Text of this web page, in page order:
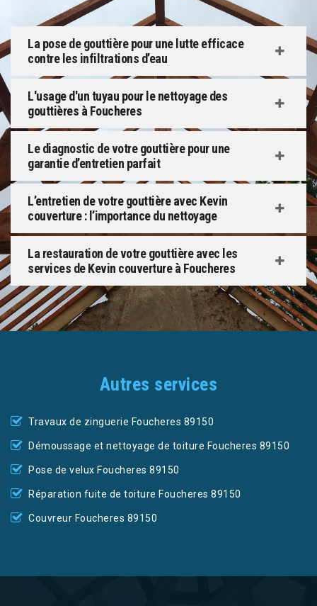
La pose de gouttière pour une lutte efficace
contre les infiltrations d’eau
L'usage d'un tuyau pour le nettoyage des
gouttières à Foucheres
Le diagnostic de votre gouttière pour une
garantie d’entretien parfait
L’entretien de votre gouttière avec Kevin
couverture : l’importance du nettoyage
La restauration de votre gouttière avec les
services de Kevin couverture à Foucheres
Autres services
Travaux de zinguerie Foucheres 89150
Démoussage et nettoyage de toiture Foucheres 89150
Pose de velux Foucheres 89150
Réparation fuite de toiture Foucheres 89150
Couvreur Foucheres 89150